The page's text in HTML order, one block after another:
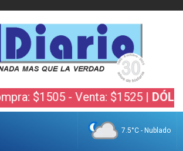
- Venta: $1525 |DÓLAR
7.5°C - Nublado